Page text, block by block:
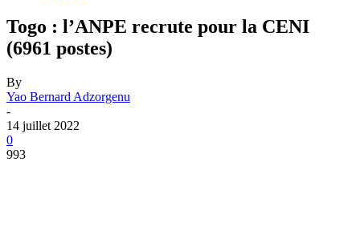
Togo : l’ANPE recrute pour la CENI
(6961 postes)
By
Yao Bernard Adzorgenu
-
14 juillet 2022
0
993